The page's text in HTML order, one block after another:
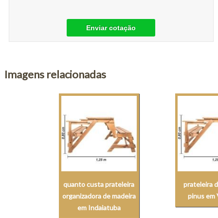
Enviar cotação
Imagens relacionadas
quanto custa prateleira
organizadora de madeira
em Indaiatuba
prateleira
pinus em